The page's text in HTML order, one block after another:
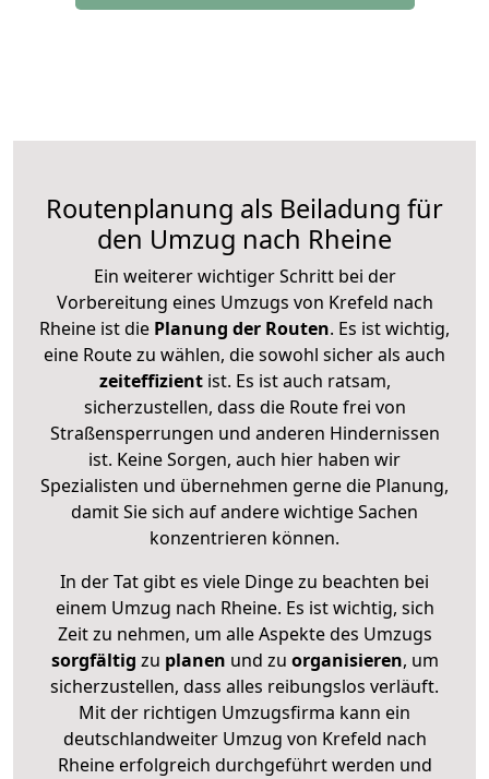
Routenplanung als Beiladung für
den Umzug nach Rheine
Ein weiterer wichtiger Schritt bei der
Vorbereitung eines Umzugs von Krefeld nach
Rheine ist die Planung der Routen. Es ist wichtig,
eine Route zu wählen, die sowohl sicher als auch
zeiteffizientist. Es ist auch ratsam,
sicherzustellen, dass die Route frei von
Straßensperrungen und anderen Hindernissen
ist. Keine Sorgen, auch hier haben wir
Spezialisten und übernehmen gerne die Planung,
damit Sie sich auf andere wichtige Sachen
konzentrieren können.
In der Tat gibt es viele Dinge zu beachten bei
einem Umzug nach Rheine. Es ist wichtig, sich
Zeit zu nehmen, um alle Aspekte des Umzugs
sorgfältig zu planen und zu organisieren, um
sicherzustellen, dass alles reibungslos verläuft.
Mit der richtigen Umzugsfirma kann ein
deutschlandweiter Umzug von Krefeld nach
Rheine erfolgreich durchgeführt werden und